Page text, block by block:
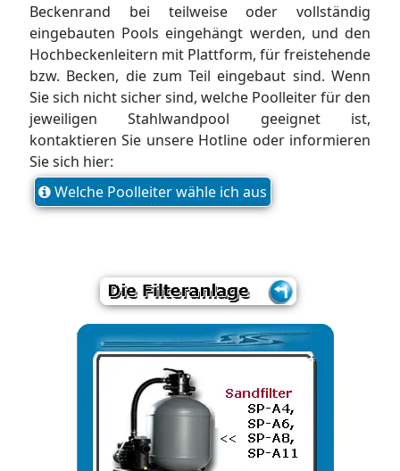
Beckenrand bei teilweise oder vollständig
eingebauten Pools eingehängt werden, und den
Hochbeckenleitern mit Plattform, für freistehende
bzw. Becken, die zum Teil eingebaut sind. Wenn
Sie sich nicht sicher sind, welche Poolleiter für den
jeweiligen Stahlwandpool geeignet ist,
kontaktieren Sie unsere Hotline oder informieren
Sie sich hier:
Welche Poolleiter wähle ich aus